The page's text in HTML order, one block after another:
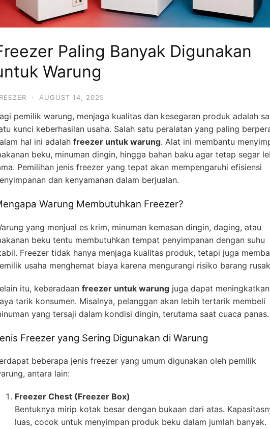
Paling Banyak Digunakan
Warung
· AUGUST 14, 2025
pemilik warung, menjaga kualitas dan kesegaran produk adalah
kunci keberhasilan usaha. Salah satu peralatan yang paling
hal ini adalah freezer untuk warung. Alat ini membantu
beku, minuman dingin, hingga bahan baku agar tetap segar
Pemilihan jenis freezer yang tepat akan mempengaruhi efisiensi
dan kenyamanan dalam berjualan.
Warung Membutuhkan Freezer?
yang menjual es krim, minuman kemasan dingin, daging, atau
beku tentu membutuhkan tempat penyimpanan dengan suhu
Freezer tidak hanya menjaga kualitas produk, tetapi juga
usaha menghemat biaya karena mengurangi risiko barang
itu, keberadaan freezer untuk warung juga dapat meningkatkan
tarik konsumen. Misalnya, pelanggan akan lebih tertarik membeli
yang tersaji dalam kondisi dingin, terutama saat cuaca panas.
Freezer yang Sering Digunakan di Warung
beberapa jenis freezer yang umum digunakan oleh pemilik
antara lain:
Freezer Chest (Freezer Box)
Bentuknya mirip kotak besar dengan bukaan dari atas.
luas, cocok untuk menyimpan produk beku dalam jumlah banyak.